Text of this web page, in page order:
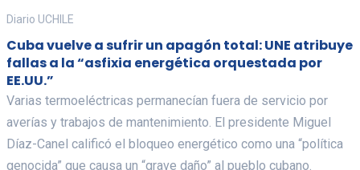
Diario UCHILE
Cuba vuelve a sufrir un apagón total: UNE atribuye
fallas a la “asfixia energética orquestada por
EE.UU.”
Varias termoeléctricas permanecían fuera de servicio por
averías y trabajos de mantenimiento. El presidente Miguel
Díaz-Canel calificó el bloqueo energético como una “política
genocida” que causa un “grave daño” al pueblo cubano.